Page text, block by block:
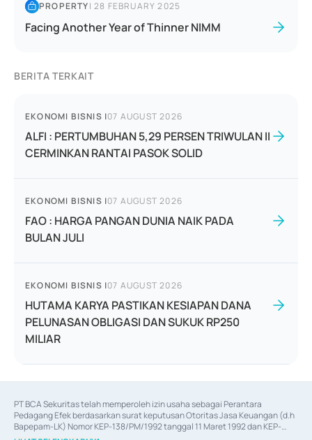
PROPERTY|28 FEBRUARY 2025
Facing Another Year of Thinner NIMM
BERITA TERKAIT
EKONOMI BISNIS |07 AUGUST 2026
ALFI : PERTUMBUHAN 5,29 PERSEN TRIWULAN II
CERMINKAN RANTAI PASOK SOLID
EKONOMI BISNIS |07 AUGUST 2026
FAO : HARGA PANGAN DUNIA NAIK PADA
BULAN JULI
EKONOMI BISNIS |07 AUGUST 2026
HUTAMA KARYA PASTIKAN KESIAPAN DANA
PELUNASAN OBLIGASI DAN SUKUK RP250
MILIAR
PT BCA Sekuritas telah memperoleh izin usaha sebagai Perantara
Pedagang Efek berdasarkan surat keputusan Otoritas Jasa Keuangan (d.h
Bapepam-LK) Nomor KEP-138/PM/1992 tanggal 11 Maret 1992 dan KEP-
06/D.04/2014 tanggal 28 Februari 2014, izin usaha sebagai Penjamin Emisi